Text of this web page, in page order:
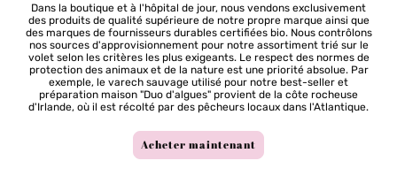
Dans la boutique et à l'hôpital de jour, nous vendons exclusivement
des produits de qualité supérieure de notre propre marque ainsi que
des marques de fournisseurs durables certifiées bio. Nous contrôlons
nos sources d'approvisionnement pour notre assortiment trié sur le
volet selon les critères les plus exigeants. Le respect des normes de
protection des animaux et de la nature est une priorité absolue. Par
exemple, le varech sauvage utilisé pour notre best-seller et
préparation maison "Duo d'algues" provient de la côte rocheuse
d'Irlande, où il est récolté par des pêcheurs locaux dans l'Atlantique.
Acheter maintenant